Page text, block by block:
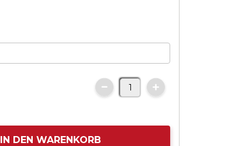
IN DEN WARENKORB